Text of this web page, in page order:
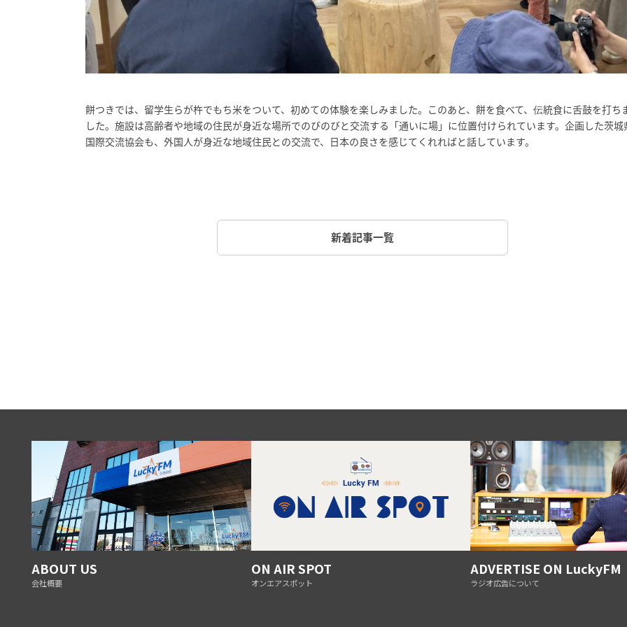
餅つきでは、留学生らが杵でもち米をついて、初めての体験を楽しみました。このあと、餅を食べて、伝統食に舌鼓を打ち
した。施設は高齢者や地域の住民が身近な場所でのびのびと交流する「通いに場」に位置付けられています。企画した茨城
国際交流協会も、外国人が身近な地域住民との交流で、日本の良さを感じてくれればと話しています。
新着記事一覧
ABOUT US
会社概要
ON AIR SPOT
オンエアスポット
ADVERTISE ON LuckyFM
ラジオ広告について